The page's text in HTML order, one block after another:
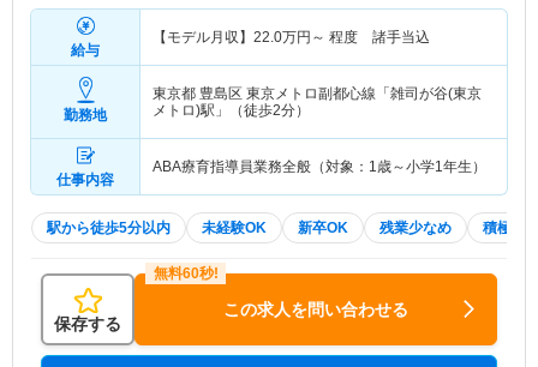
給与
【モデル月収】 22.0万円～ 程度 諸手当込
勤務地
東京都 豊島区 東京メトロ副都心線「雑司が谷(東京
メトロ)駅」（徒歩2分）
仕事内容
ABA療育指導員業務全般（対象：1歳～小学1年生）
駅から徒歩5分以内 未経験OK 新卒OK 残業少なめ 積極採
保存する
この求人を問い合わせる